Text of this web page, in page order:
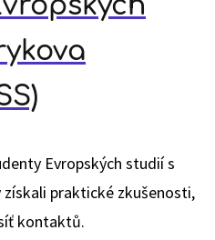
Evropských studií s
získali praktické zkušenosti,
kontaktů.